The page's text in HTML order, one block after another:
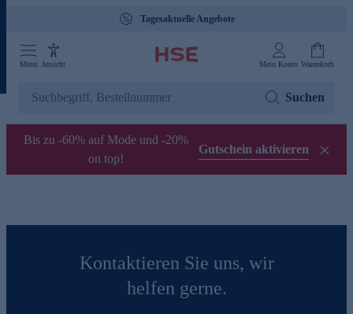
Tagesaktuelle Angebote
Menü Ansicht Mein Konto Warenkorb
Suchen
Bis zu -60% auf Mode und -20%
on top!
Gutschein aktivieren
Kontaktieren Sie uns, wir
helfen gerne.